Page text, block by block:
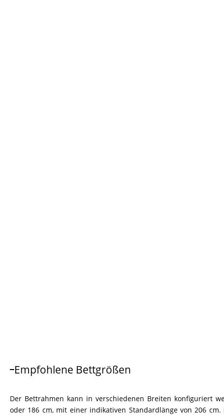
Empfohlene Bettgrößen
Der Bettrahmen kann in verschiedenen Breiten konfiguriert
oder 186 cm, mit einer indikativen Standardlänge von 206